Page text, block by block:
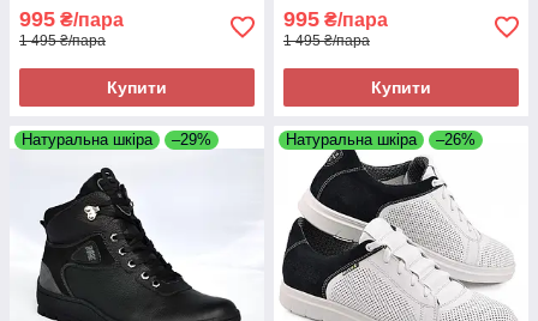
995 ₴/пара
1 495 ₴/пара
Купити
995 ₴/пара
1 495 ₴/пара
Купити
Натуральна шкіра –29% Натуральна шкіра –26%